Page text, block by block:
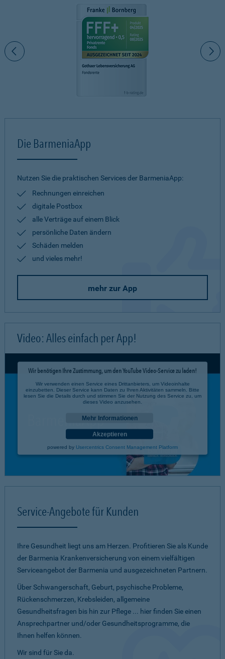
Die BarmeniaApp
Nutzen Sie die praktischen Services der BarmeniaApp:
Rechnungen einreichen
digitale Postbox
alle Verträge auf einem Blick
persönliche Daten ändern
Schäden melden
und vieles mehr!
mehr zur App
Video: Alles einfach per App!
Wir benötigen Ihre Zustimmung, um den YouTube Video-Service zu laden!
Wir verwenden einen Service eines Drittanbieters, um Videoinhalte
einzubetten. Dieser Service kann Daten zu Ihren Aktivitäten sammeln. Bitte
lesen Sie die Details durch und stimmen Sie der Nutzung des Service zu, um
dieses Video anzusehen.
Mehr Informationen
Akzeptieren
powered by Usercentrics Consent Management Platform
Service-Angebote für Kunden
Ihre Gesundheit liegt uns am Herzen. Profitieren Sie als Kunde
der Barmenia Krankenversicherung von einem vielfältigen
Serviceangebot der Barmenia und ausgezeichneten Partnern.
Über Schwangerschaft, Geburt, psychische Probleme,
Rückenschmerzen, Krebsleiden, allgemeine
Gesundheitsfragen bis hin zur Pflege ... hier finden Sie einen
Ansprechpartner und/oder Gesundheitsprogramme, die
Ihnen helfen können.
Wir sind für Sie da.